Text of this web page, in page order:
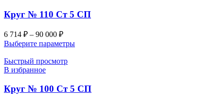
Круг № 110 Ст 5 СП
6 714 ₽ – 90 000 ₽
Выберите параметры
Быстрый просмотр
В избранное
Круг № 100 Ст 5 СП